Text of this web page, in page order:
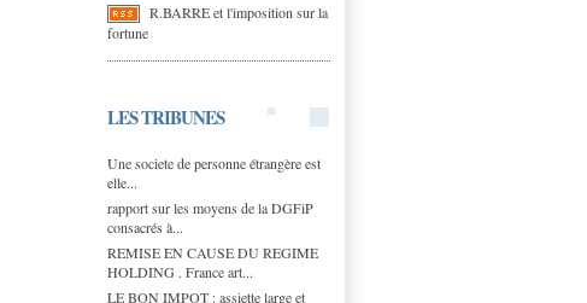
R.BARRE et l'imposition sur la
fortune
LES TRIBUNES
Une societe de personne étrangère est
elle...
rapport sur les moyens de la DGFiP
consacrés à...
REMISE EN CAUSE DU REGIME
HOLDING . France art...
LE BON IMPOT : assiette large et